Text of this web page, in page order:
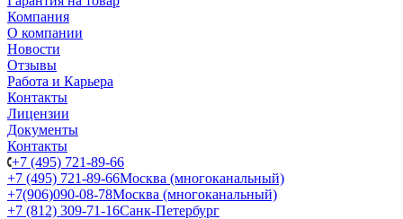
Компания
О компании
Новости
Отзывы
Работа и Карьера
Контакты
Лицензии
Документы
Контакты
+7 (495) 721-89-66
+7 (495) 721-89-66Москва (многоканальный)
+7(906)090-08-78Москва (многоканальный)
+7 (812) 309-71-16Санк-Петербург